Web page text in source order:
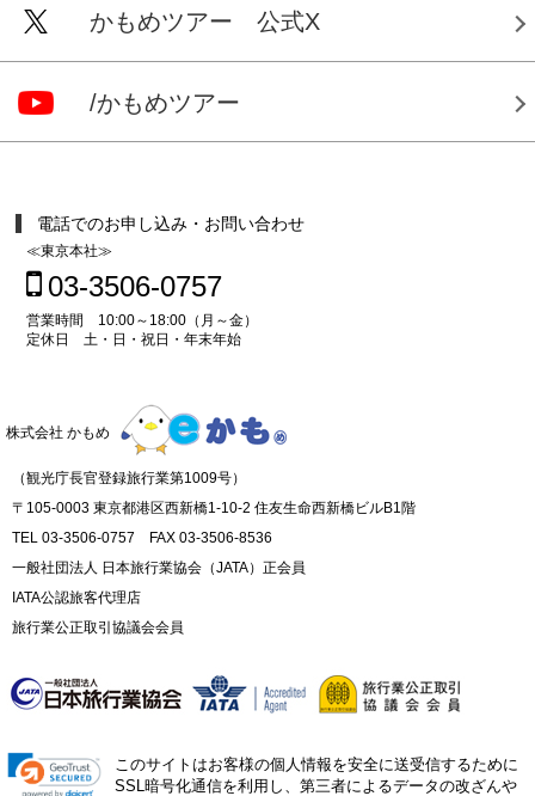
かもめツアー 公式X
/かもめツアー
電話でのお申し込み・お問い合わせ
≪東京本社≫
03-3506-0757
営業時間 10:00～18:00（月～金）
定休日 土・日・祝日・年末年始
株式会社 かもめ
（観光庁長官登録旅行業第1009号）
〒105-0003 東京都港区西新橋1-10-2 住友生命西新橋ビルB1階
TEL 03-3506-0757 FAX 03-3506-8536
一般社団法人 日本旅行業協会（JATA）正会員
IATA公認旅客代理店
旅行業公正取引協議会会員
このサイトはお客様の個人情報を安全に送受信するために
SSL暗号化通信を利用し、第三者によるデータの改ざんや